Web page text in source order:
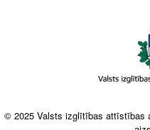
© 2025 Valsts izglītības attīstības